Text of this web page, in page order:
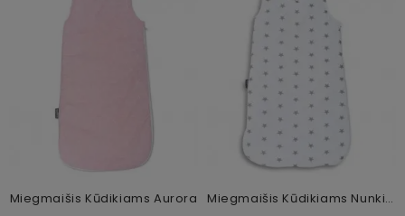
Miegmaišis Kūdikiams Aurora Miegmaišis Kūdikiams Nunki Star